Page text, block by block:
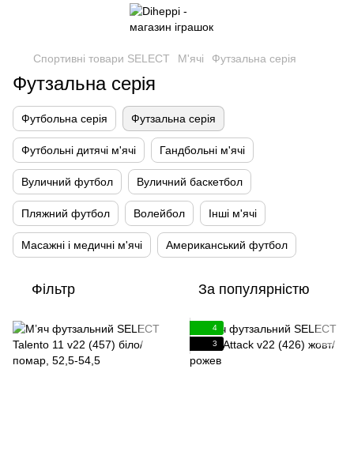
Спортивні товари SELECT М'ячі Футзальна серія
Футзальна серія
Футбольна серія Футзальна серія
Футбольні дитячі м'ячі Гандбольні м'ячі
Вуличний футбол Вуличний баскетбол
Пляжний футбол Волейбол Інші м'ячі
Масажні і медичні м'ячі Американський футбол
Фільтр За популярністю
4
3